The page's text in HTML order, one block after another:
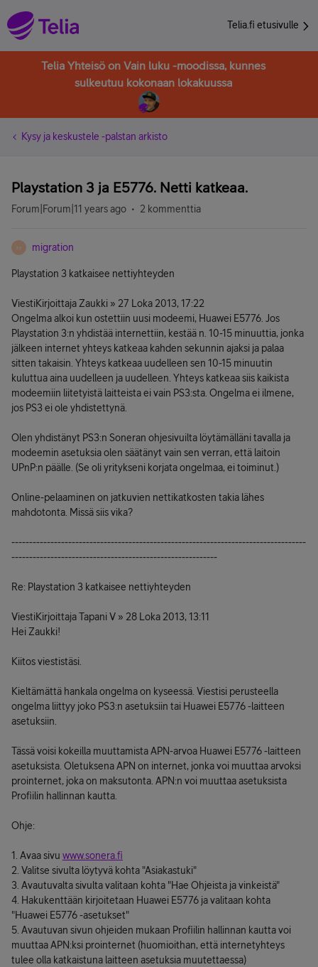
Telia.fi etusivulle
Telia Yhteisö on Vain luku -moodissa, kunnes
sulkeutuu kokonaan lokakuussa
Kysy ja keskustele -palstan arkisto
Playstation 3 ja E5776. Netti katkeaa.
Forum|Forum|11 years ago 2 kommenttia
M migration
Playstation 3 katkaisee nettiyhteyden
ViestiKirjoittaja Zaukki » 27 Loka 2013, 17:22
Ongelma alkoi kun ostettiin uusi modeemi, Huawei E5776. Jos
Playstation 3:n yhdistää internettiin, kestää n. 10-15 minuuttia, jonka
jälkeen internet yhteys katkeaa kahden sekunnin ajaksi ja palaa
sitten takaisin. Yhteys katkeaa uudelleen sen 10-15 minuutin
kuluttua aina uudelleen ja uudelleen. Yhteys katkeaa siis kaikista
modeemiin liitetyistä laitteista ei vain PS3:sta. Ongelma ei ilmene,
jos PS3 ei ole yhdistettynä.
Olen yhdistänyt PS3:n Soneran ohjesivuilta löytämälläni tavalla ja
modeemin asetuksia olen säätänyt vain sen verran, että laitoin
UPnP:n päälle. (Se oli yritykseni korjata ongelmaa, ei toiminut.)
Online-pelaaminen on jatkuvien nettikatkosten takia lähes
mahdotonta. Missä siis vika?
-----------------------------------------------------------------------------------
----------------------------------------------------------
Re: Playstation 3 katkaisee nettiyhteyden
ViestiKirjoittaja Tapani V » 28 Loka 2013, 13:11
Hei Zaukki!
Kiitos viestistäsi.
Kieltämättä hankala ongelma on kyseessä. Viestisi perusteella
ongelma liittyy joko PS3:n asetuksiin tai Huawei E5776 -laitteen
asetuksiin.
Tässä voisi kokeilla muuttamista APN-arvoa Huawei E5776 -laitteen
asetuksista. Oletuksena APN on internet, jonka voi muuttaa arvoksi
prointernet, joka on maksutonta. APN:n voi muuttaa asetuksista
Profiilin hallinnan kautta.
Ohje:
1. Avaa sivu www.sonera.fi
2. Valitse sivulta löytyvä kohta "Asiakastuki"
3. Avautuvalta sivulta valitaan kohta "Hae Ohjeista ja vinkeistä"
4. Hakukenttään kirjoitetaan Huawei E5776 ja valitaan kohta
"Huawei E5776 -asetukset"
5. Avautuvan sivun ohjeiden mukaan Profiilin hallinnan kautta voi
muuttaa APN:ksi prointernet (huomioithan, että internetyhteys
tulee olla katkaistuna laitteen asetuksia muutettaessa)